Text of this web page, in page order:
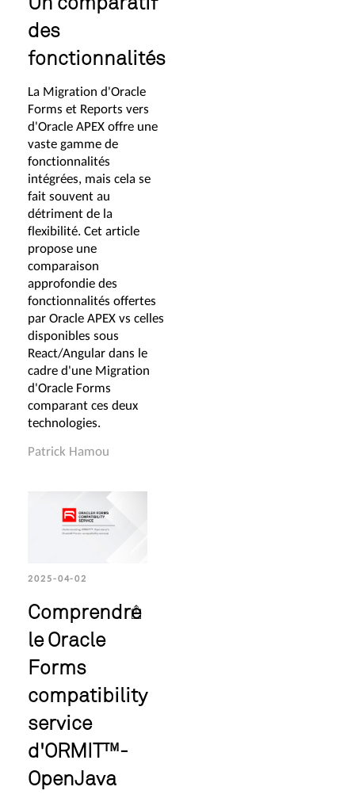
des
fonctionnalités
La Migration d'Oracle
Forms et Reports vers
d'Oracle APEX offre une
vaste gamme de
fonctionnalités
intégrées, mais cela se
fait souvent au
détriment de la
flexibilité. Cet article
propose une
comparaison
approfondie des
fonctionnalités offertes
par Oracle APEX vs celles
disponibles sous
React/Angular dans le
cadre d'une Migration
d'Oracle Forms
comparant ces deux
technologies.
Patrick Hamou
2025-04-02
Comprendre
le Oracle
Forms
compatibility
service
d'ORMIT™-
OpenJava